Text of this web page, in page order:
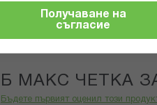
B-Max
Б МАКС ЧЕТКА
Бъдете първият оценил този
Получаване на
съгласие